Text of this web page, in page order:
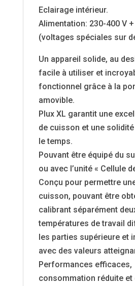
Eclairage intérieur.
Alimentation: 230-400 V
(voltages spéciales sur
Un appareil solide, au
facile à utiliser et
fonctionnel grâce à la
amovible.
Plux XL garantit une
de cuisson et une
le temps.
Pouvant être équipé du
ou avec l’unité « Cellule
Conçu pour permettre
cuisson, pouvant être
calibrant séparément
températures de travail
les parties supérieure et
avec des valeurs
Performances efficaces,
consommation réduite et